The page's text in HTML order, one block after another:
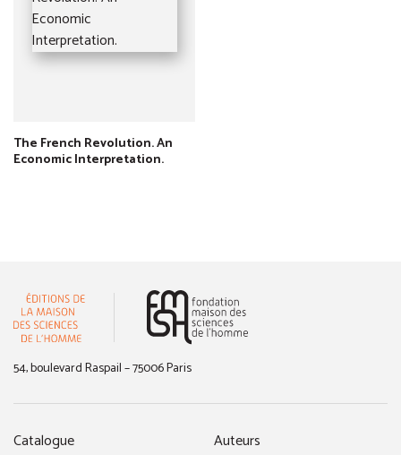
The French Revolution. An
Economic Interpretation.
54, boulevard Raspail – 75006 Paris
Catalogue
Auteurs